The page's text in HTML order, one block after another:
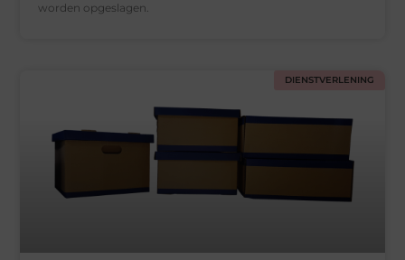
worden opgeslagen.
DIENSTVERLENING